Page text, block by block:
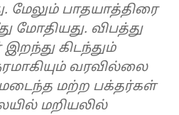
மேலும் பாதயாத்திரை
மோதியது. விபத்து
கிடந்தும்
வரவில்லை
மற்ற பக்தர்கள்
மறியலில்